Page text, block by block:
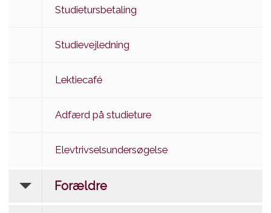
Studietursbetaling
Studievejledning
Lektiecafé
Adfærd på studieture
Elevtrivselsundersøgelse
Forældre